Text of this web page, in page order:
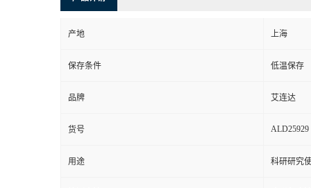
产地 上海
保存条件 低温保存
品牌 艾连达
货号 ALD25929
用途 科研研究